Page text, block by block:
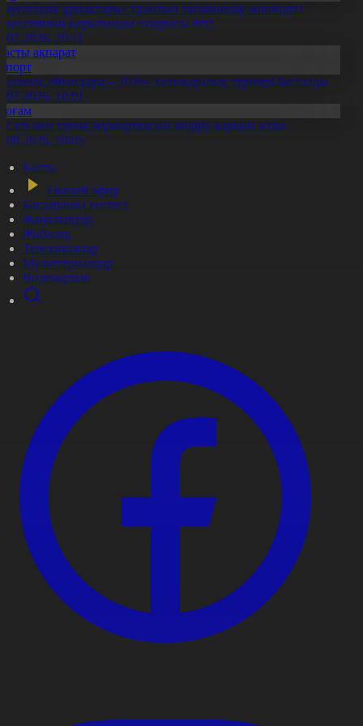
ұрпақтары» грантын тағайындау жөніндегі
қорытынды отырысы өтті
20:11
ақпарат
ойындары – 2026» халықаралық турнирі басталды
10:01
еті мен тауық жұмыртқасын өндіру қарқын алды
10:05
Басты
Тікелей эфир
Бағдарлама кестесі
Жаңалықтар
Жобалар
Телехикаялар
Мультсериалдар
Видеоархив